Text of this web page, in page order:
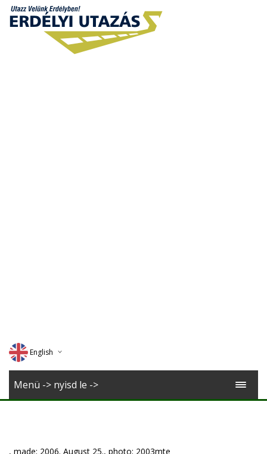
English
Deutsch
Menü -> nyisd le ->
, made: 2006. August 25., photo: 2003mte